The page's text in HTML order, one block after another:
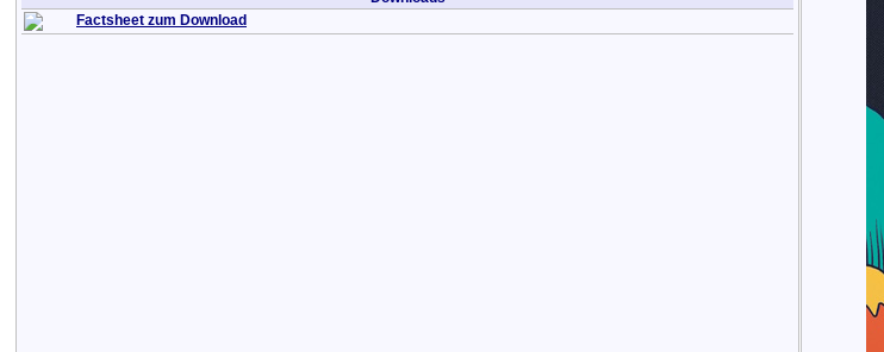
Factsheet zum Download